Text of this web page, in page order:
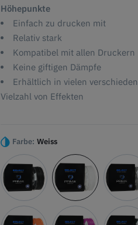
Höhepunkte
Einfach zu drucken mit
Relativ stark
Kompatibel mit allen Druckern
Keine giftigen Dämpfe
Erhältlich in vielen
Vielzahl von Effekten
Farbe: Weiss